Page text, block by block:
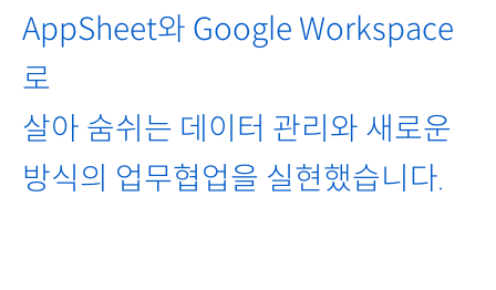
AppSheet와 Google Workspace
로
살아 숨쉬는 데이터 관리와 새로운
방식의 업무협업을 실현했습니다.